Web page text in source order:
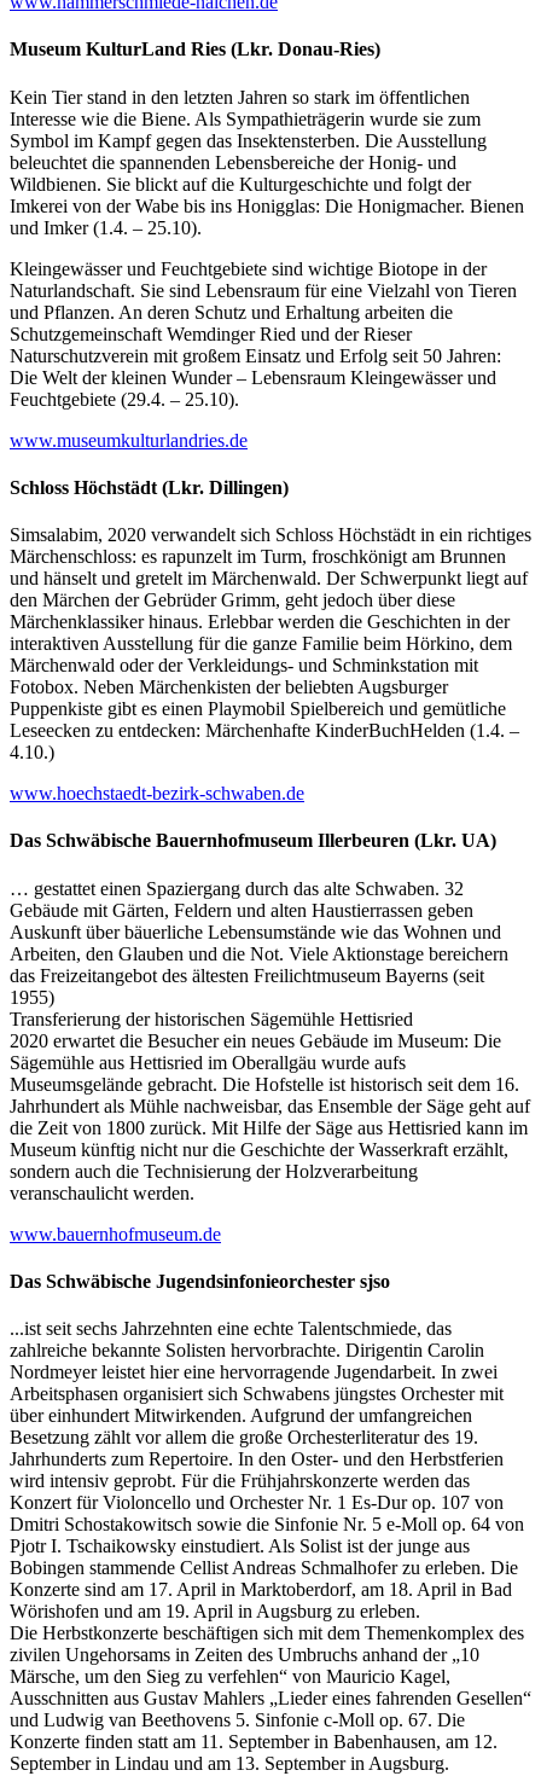
Museum KulturLand Ries (Lkr. Donau-Ries)
Kein Tier stand in den letzten Jahren so stark im öffentlichen
Interesse wie die Biene. Als Sympathieträgerin wurde sie zum
Symbol im Kampf gegen das Insektensterben. Die Ausstellung
beleuchtet die spannenden Lebensbereiche der Honig- und
Wildbienen. Sie blickt auf die Kulturgeschichte und folgt der
Imkerei von der Wabe bis ins Honigglas: Die Honigmacher. Bienen
und Imker (1.4. – 25.10).
Kleingewässer und Feuchtgebiete sind wichtige Biotope in der
Naturlandschaft. Sie sind Lebensraum für eine Vielzahl von Tieren
und Pflanzen. An deren Schutz und Erhaltung arbeiten die
Schutzgemeinschaft Wemdinger Ried und der Rieser
Naturschutzverein mit großem Einsatz und Erfolg seit 50 Jahren:
Die Welt der kleinen Wunder – Lebensraum Kleingewässer und
Feuchtgebiete (29.4. – 25.10).
www.museumkulturlandries.de
Schloss Höchstädt (Lkr. Dillingen)
Simsalabim, 2020 verwandelt sich Schloss Höchstädt in ein richtiges
Märchenschloss: es rapunzelt im Turm, froschkönigt am Brunnen
und hänselt und gretelt im Märchenwald. Der Schwerpunkt liegt auf
den Märchen der Gebrüder Grimm, geht jedoch über diese
Märchenklassiker hinaus. Erlebbar werden die Geschichten in der
interaktiven Ausstellung für die ganze Familie beim Hörkino, dem
Märchenwald oder der Verkleidungs- und Schminkstation mit
Fotobox. Neben Märchenkisten der beliebten Augsburger
Puppenkiste gibt es einen Playmobil Spielbereich und gemütliche
Leseecken zu entdecken: Märchenhafte KinderBuchHelden (1.4. –
4.10.)
www.hoechstaedt-bezirk-schwaben.de
Das Schwäbische Bauernhofmuseum Illerbeuren (Lkr. UA)
… gestattet einen Spaziergang durch das alte Schwaben. 32
Gebäude mit Gärten, Feldern und alten Haustierrassen geben
Auskunft über bäuerliche Lebensumstände wie das Wohnen und
Arbeiten, den Glauben und die Not. Viele Aktionstage bereichern
das Freizeitangebot des ältesten Freilichtmuseum Bayerns (seit
1955)
Transferierung der historischen Sägemühle Hettisried
2020 erwartet die Besucher ein neues Gebäude im Museum: Die
Sägemühle aus Hettisried im Oberallgäu wurde aufs
Museumsgelände gebracht. Die Hofstelle ist historisch seit dem 16.
Jahrhundert als Mühle nachweisbar, das Ensemble der Säge geht auf
die Zeit von 1800 zurück. Mit Hilfe der Säge aus Hettisried kann im
Museum künftig nicht nur die Geschichte der Wasserkraft erzählt,
sondern auch die Technisierung der Holzverarbeitung
veranschaulicht werden.
www.bauernhofmuseum.de
Das Schwäbische Jugendsinfonieorchester sjso
...ist seit sechs Jahrzehnten eine echte Talentschmiede, das
zahlreiche bekannte Solisten hervorbrachte. Dirigentin Carolin
Nordmeyer leistet hier eine hervorragende Jugendarbeit. In zwei
Arbeitsphasen organisiert sich Schwabens jüngstes Orchester mit
über einhundert Mitwirkenden. Aufgrund der umfangreichen
Besetzung zählt vor allem die große Orchesterliteratur des 19.
Jahrhunderts zum Repertoire. In den Oster- und den Herbstferien
wird intensiv geprobt. Für die Frühjahrskonzerte werden das
Konzert für Violoncello und Orchester Nr. 1 Es-Dur op. 107 von
Dmitri Schostakowitsch sowie die Sinfonie Nr. 5 e-Moll op. 64 von
Pjotr I. Tschaikowsky einstudiert. Als Solist ist der junge aus
Bobingen stammende Cellist Andreas Schmalhofer zu erleben. Die
Konzerte sind am 17. April in Marktoberdorf, am 18. April in Bad
Wörishofen und am 19. April in Augsburg zu erleben.
Die Herbstkonzerte beschäftigen sich mit dem Themenkomplex des
zivilen Ungehorsams in Zeiten des Umbruchs anhand der „10
Märsche, um den Sieg zu verfehlen“ von Mauricio Kagel,
Ausschnitten aus Gustav Mahlers „Lieder eines fahrenden Gesellen“
und Ludwig van Beethovens 5. Sinfonie c-Moll op. 67. Die
Konzerte finden statt am 11. September in Babenhausen, am 12.
September in Lindau und am 13. September in Augsburg.